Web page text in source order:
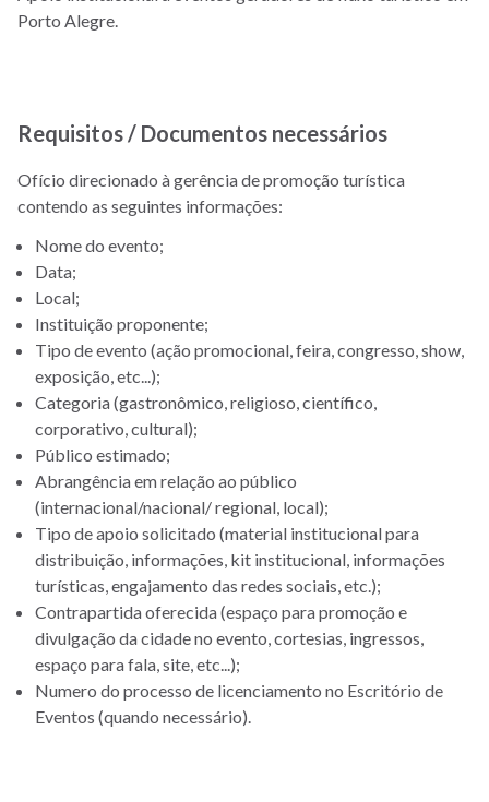
Porto Alegre.
Requisitos / Documentos necessários
Ofício direcionado à gerência de promoção turística
contendo as seguintes informações:
Nome do evento;
Data;
Local;
Instituição proponente;
Tipo de evento (ação promocional, feira, congresso, show,
exposição, etc...);
Categoria (gastronômico, religioso, científico,
corporativo, cultural);
Público estimado;
Abrangência em relação ao público
(internacional/nacional/ regional, local);
Tipo de apoio solicitado (material institucional para
distribuição, informações, kit institucional, informações
turísticas, engajamento das redes sociais, etc.);
Contrapartida oferecida (espaço para promoção e
divulgação da cidade no evento, cortesias, ingressos,
espaço para fala, site, etc...);
Numero do processo de licenciamento no Escritório de
Eventos (quando necessário).